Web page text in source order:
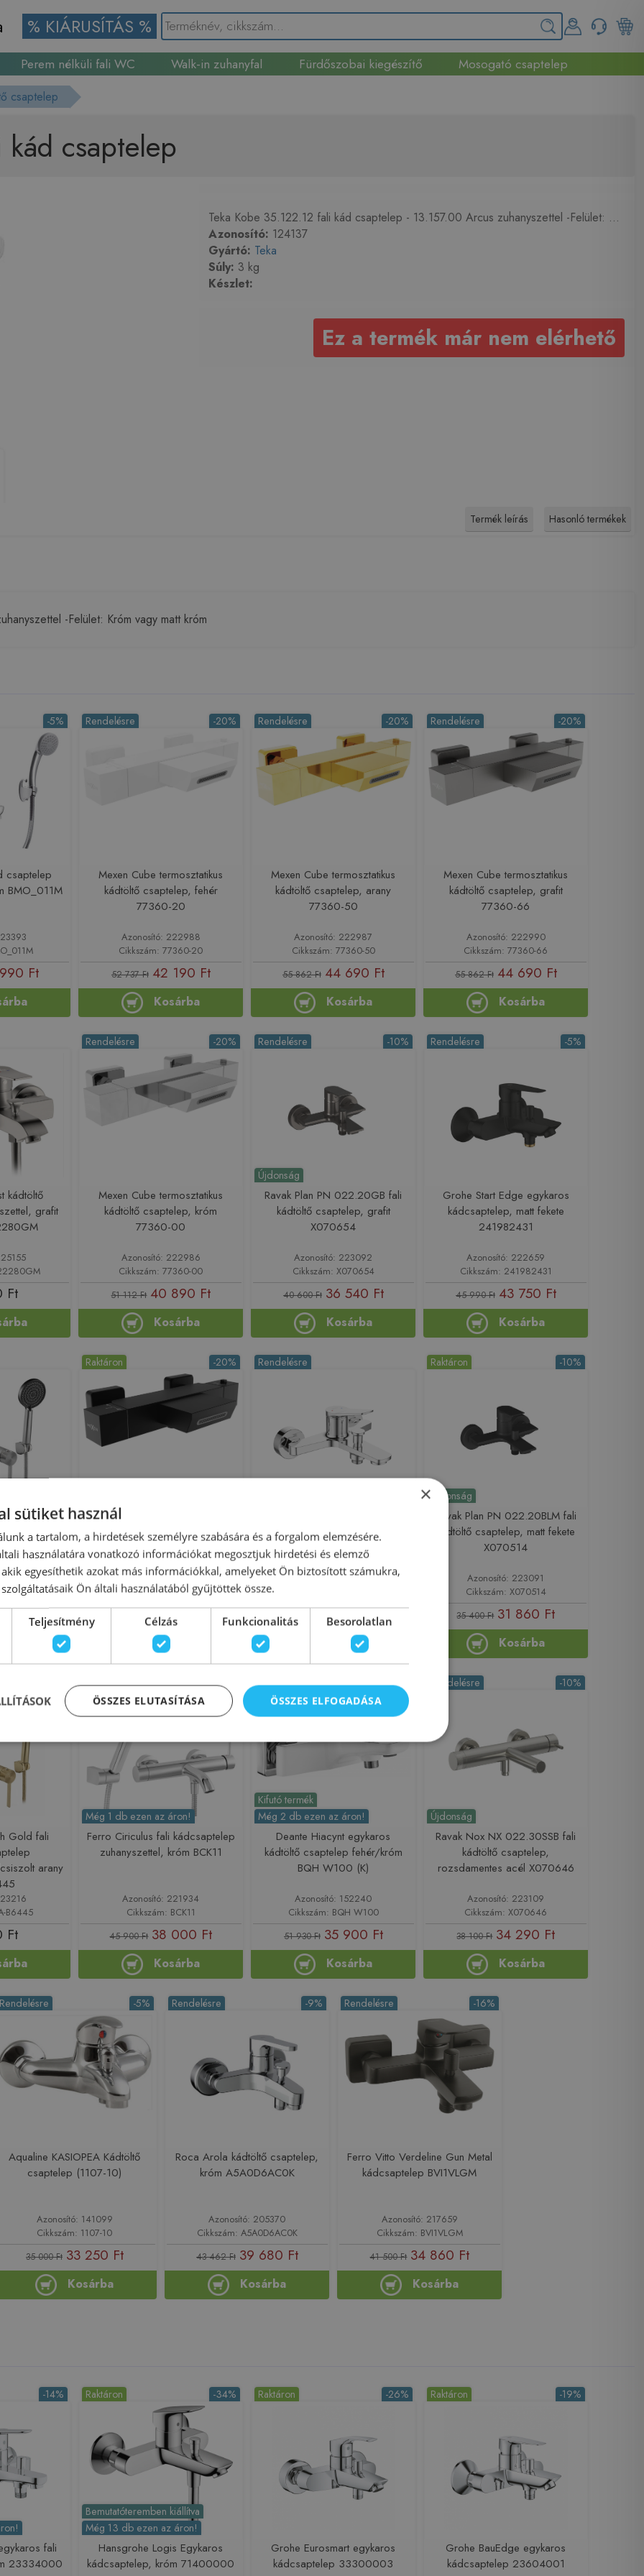
% KIÁRUSÍTÁS %
Perem nélküli fali WC Walk-in zuhanyfal Fürdőszobai kiegészítő
Mosogató csaptelep
csaptelep
csaptelep
Teka Kobe 35.122.12 fali kád csaptelep - 13.157.00 Arcus zuhanyszettel -Felület: ...
Azonosító: 124137
Gyártó: Teka
Súly: 3 kg
Készlet:
Ez a termék már nem elérhető
Termék leírás Hasonló termékek
-Felület: Króm vagy matt króm
-5%
csaptelep
BMO_011M
Ft
-20%
Rendelésre
Mexen Cube termosztatikus
kádtöltő csaptelep, fehér
77360-20
Azonosító: 222988
Cikkszám: 77360-20
52 737 Ft 42 190 Ft
Kosárba
-20%
Rendelésre
Mexen Cube termosztatikus
kádtöltő csaptelep, arany
77360-50
Azonosító: 222987
Cikkszám: 77360-50
55 862 Ft 44 690 Ft
Kosárba
-20%
Rendelésre
Mexen Cube termosztatikus
kádtöltő csaptelep, grafit
77360-66
Azonosító: 222990
Cikkszám: 77360-66
55 862 Ft 44 690 Ft
Kosárba
kádtöltő
grafit
Ft
-20%
Rendelésre
Mexen Cube termosztatikus
kádtöltő csaptelep, króm
77360-00
Azonosító: 222986
Cikkszám: 77360-00
51 112 Ft 40 890 Ft
Kosárba
Újdonság
-10%
Rendelésre
Ravak Plan PN 022.20GB fali
kádtöltő csaptelep, grafit
X070654
Azonosító: 223092
Cikkszám: X070654
40 600 Ft 36 540 Ft
Kosárba
-5%
Rendelésre
Grohe Start Edge egykaros
kádcsaptelep, matt fekete
241982431
Azonosító: 222659
Cikkszám: 241982431
45 990 Ft 43 750 Ft
Kosárba
Nickel fali
nikkel
B6326
Ft
-20%
Raktáron
Mexen Cube termosztatikus
kádtöltő csaptelep, matt fekete
77360-70
Azonosító: 222985
Cikkszám: 77360-70
52 737 Ft 42 190 Ft
Kosárba
Rendelésre
csaptelep, króm BW-70-001-V
Azonosító: 222310
35 687 Ft
Kosárba
Újdonság
-10%
Raktáron
Ravak Plan PN 022.20BLM fali
kádtöltő csaptelep, matt fekete
X070514
Azonosító: 223091
Cikkszám: X070514
35 400 Ft 31 860 Ft
Kosárba
Gold fali
arany
B6445
Ft
-17%
Rendelésre
Még 1 db ezen az áron!
Ferro Ciriculus fali kádcsaptelep
zuhanyszettel, króm BCK11
Azonosító: 221934
Cikkszám: BCK11
45 900 Ft 38 000 Ft
Kosárba
Kifutó termék
Még 2 db ezen az áron!
-31%
Raktáron
Deante Hiacynt egykaros
kádtöltő csaptelep fehér/króm
BQH W100 (K)
Azonosító: 152240
Cikkszám: BQH W100
51 930 Ft 35 900 Ft
Kosárba
Újdonság
-10%
Rendelésre
Ravak Nox NX 022.30SSB fali
kádtöltő csaptelep,
rozsdamentes acél X070646
Azonosító: 223109
Cikkszám: X070646
38 100 Ft 34 290 Ft
Kosárba
-5%
Rendelésre
Aqualine KASIOPEA Kádtöltő
csaptelep (1107-10)
Azonosító: 141099
Cikkszám: 1107-10
35 000 Ft 33 250 Ft
Kosárba
-9%
Rendelésre
Roca Arola kádtöltő csaptelep,
króm A5A0D6AC0K
Azonosító: 205370
Cikkszám: A5A0D6AC0K
43 462 Ft 39 680 Ft
Kosárba
-16%
Rendelésre
Ferro Vitto Verdeline Gun Metal
kádcsaptelep BVI1VLGM
Azonosító: 217659
Cikkszám: BVI1VLGM
41 500 Ft 34 860 Ft
Kosárba
-14%
fali
23334000
Bemutatóteremben kiállítva
Még 13 db ezen az áron!
-34%
Raktáron
Hansgrohe Logis Egykaros
kádcsaptelep, króm 71400000
-26%
Raktáron
Grohe Eurosmart egykaros
kádcsaptelep 33300003
-19%
Raktáron
Grohe BauEdge egykaros
kádcsaptelep 23604001
×
sütiket használ
a tartalom, a hirdetések személyre szabására és a forgalom elemzésére.
használatára vonatkozó információkat megosztjuk hirdetési és elemző
egyesíthetik azokat más információkkal, amelyeket Ön biztosított számukra,
Ön általi használatából gyűjtöttek össze.
Teljesítmény Célzás Funkcionalitás Besorolatlan
ÖSSZES ELFOGADÁSA
ÖSSZES ELUTASÍTÁSA